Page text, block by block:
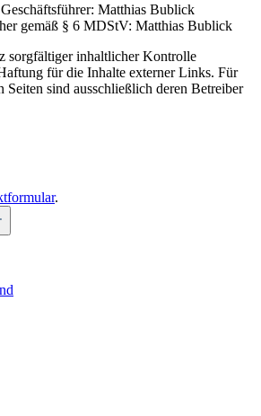
Matthias Bublick
gemäß § 6 MDStV: Matthias Bublick
sorgfältiger inhaltlicher Kontrolle
für die Inhalte externer Links. Für
Seiten sind ausschließlich deren Betreiber
.